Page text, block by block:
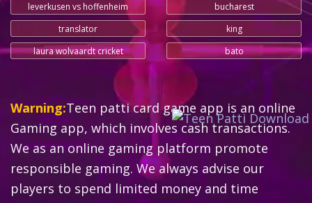
leverkusen vs hoffenheim
bucharest
translator
king
laura wolvaardt cricket
bato
Warning:Teen patti card game app is an online
Gaming app, which involves cash transactions.
We as an online gaming platform promote
responsible gaming. We always advise our
players to spend limited money and time